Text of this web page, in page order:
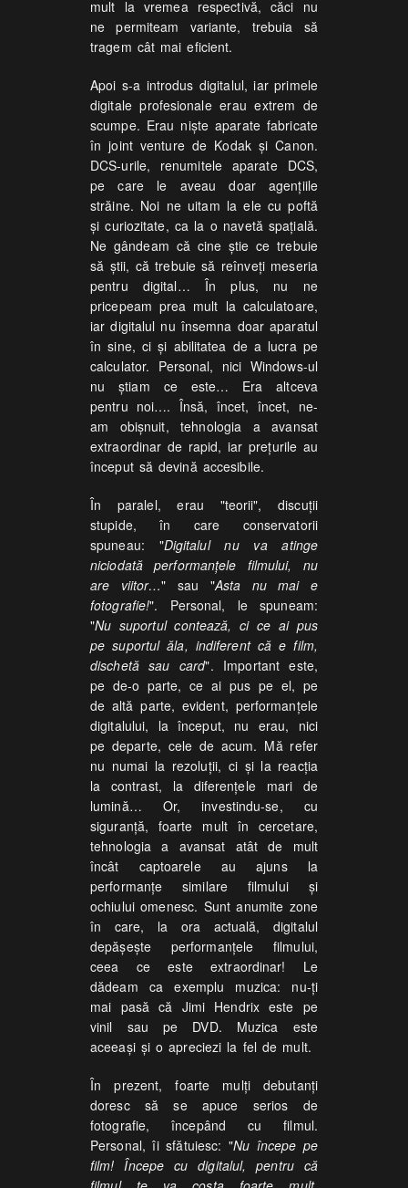
mult la vremea respectivă, căci nu
ne permiteam variante, trebuia să
tragem cât mai eficient.
Apoi s-a introdus digitalul, iar primele
digitale profesionale erau extrem de
scumpe. Erau niște aparate fabricate
în joint venture de Kodak și Canon.
DCS-urile, renumitele aparate DCS,
pe care le aveau doar agențiile
străine. Noi ne uitam la ele cu poftă
și curiozitate, ca la o navetă spațială.
Ne gândeam că cine știe ce trebuie
să știi, că trebuie să reînveți meseria
pentru digital… În plus, nu ne
pricepeam prea mult la calculatoare,
iar digitalul nu însemna doar aparatul
în sine, ci și abilitatea de a lucra pe
calculator. Personal, nici Windows-ul
nu știam ce este… Era altceva
pentru noi…. Însă, încet, încet, ne-
am obișnuit, tehnologia a avansat
extraordinar de rapid, iar prețurile au
început să devină accesibile.
În paralel, erau "teorii", discuții
stupide, în care conservatorii
spuneau: "Digitalul nu va atinge
niciodată performanțele filmului, nu
are viitor…" sau "Asta nu mai e
fotografie!". Personal, le spuneam:
"Nu suportul contează, ci ce ai pus
pe suportul ăla, indiferent că e film,
dischetă sau card". Important este,
pe de-o parte, ce ai pus pe el, pe
de altă parte, evident, performanțele
digitalului, la început, nu erau, nici
pe departe, cele de acum. Mă refer
nu numai la rezoluții, ci şi la reacția
la contrast, la diferențele mari de
lumină… Or, investindu-se, cu
siguranță, foarte mult în cercetare,
tehnologia a avansat atât de mult
încât captoarele au ajuns la
performanțe similare filmului și
ochiului omenesc. Sunt anumite zone
în care, la ora actuală, digitalul
depășește performanțele filmului,
ceea ce este extraordinar! Le
dădeam ca exemplu muzica: nu-ți
mai pasă că Jimi Hendrix este pe
vinil sau pe DVD. Muzica este
aceeași și o apreciezi la fel de mult.
În prezent, foarte mulți debutanți
doresc să se apuce serios de
fotografie, începând cu filmul.
Personal, îi sfătuiesc: "Nu începe pe
film! Începe cu digitalul, pentru că